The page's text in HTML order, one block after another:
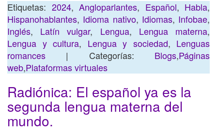
Etiquetas: 2024, Angloparlantes, Español, Habla,
Hispanohablantes, Idioma nativo, Idiomas, Infobae,
Inglés, Latín vulgar, Lengua, Lengua materna,
Lengua y cultura, Lengua y sociedad, Lenguas
romances | Categorías: Blogs,Páginas
web,Plataformas virtuales
Radiónica: El español ya es la
segunda lengua materna del
mundo.